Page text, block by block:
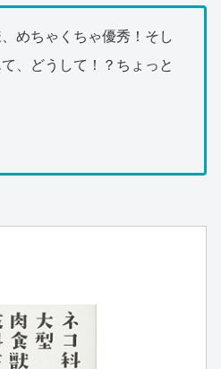
めちゃくちゃ優秀！そし
、どうして！？ちょっと